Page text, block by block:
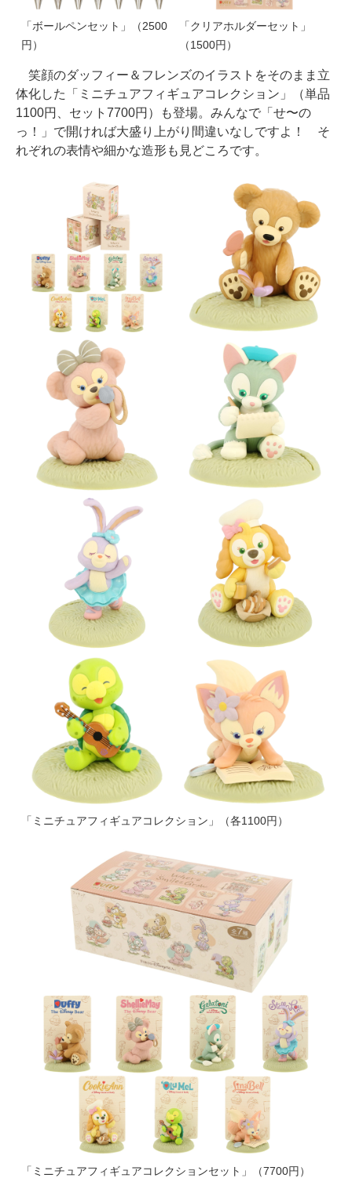
「ボールペンセット」（2500
円）
「クリアホルダーセット」
（1500円）
笑顔のダッフィー＆フレンズのイラストをそのまま立
体化した「ミニチュアフィギュアコレクション」（単品
1100円、セット7700円）も登場。みんなで「せ〜の
っ！」で開ければ大盛り上がり間違いなしですよ！ そ
れぞれの表情や細かな造形も見どころです。
「ミニチュアフィギュアコレクション」（各1100円）
「ミニチュアフィギュアコレクションセット」（7700円）